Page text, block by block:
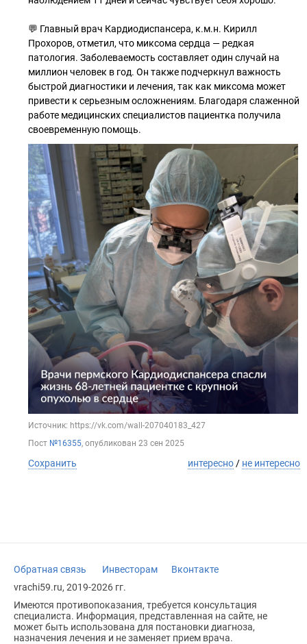
💬 Главный врач Кардиодиспансера, к.м.н. Кирилл
Прохоров, отметил, что миксома сердца — редкая
патология. Заболеваемость составляет один случай на
миллион человек в год. Он также подчеркнул важность
быстрой диагностики и лечения, так как миксома может
привести к серьезным осложнениям. Благодаря слаженной
работе медицинских специалистов пациентка получила
своевременную помощь.
Источник: https://vk.com/wall-207040183_427
Пост №16355, опубликован 23 сен 2025
Сохранить интересно / не интересно
Обратная связь Инвесторам
Вконтакте
vrachi59.ru, 2019-2026 гг.
Имеются противопоказания, требуется консультация
специалиста. Информация, представленная на сайте, не
может быть использована для постановки диагноза,
назначения лечения и не заменяет прием врача.